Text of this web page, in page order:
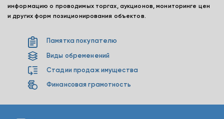
информацию о проводимых торгах, аукционов, мониторинге цен
и других форм позиционирования объектов.
Памятка покупателю
Виды обременений
Стадии продаж имущества
Финансовая грамотность